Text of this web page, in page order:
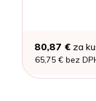
80,87 €za
65,75 € bez